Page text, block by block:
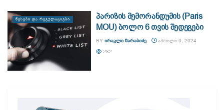
ᲬᲔᲡᲔᲑᲘ ᲓᲐ ᲠᲔᲒᲣᲚᲐᲪᲘᲔᲑᲘ
პარიზის მემორანდუმის (Paris
MOU) ბოლო 6 თვის შედეგები
BY ᲘᲠᲐᲙᲚᲘ ᲨᲐᲠᲐᲑᲘᲫᲔ
ᲐᲞᲠᲘᲚᲘ 9, 2024
282